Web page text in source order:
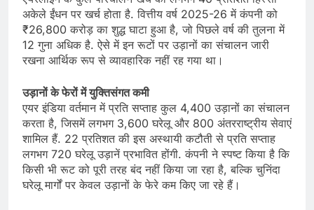
अकेले ईंधन पर खर्च होता है. वित्तीय वर्ष 2025-26 में कंपनी को
₹26,800 करोड़ का शुद्ध घाटा हुआ है, जो पिछले वर्ष की तुलना में
12 गुना अधिक है. ऐसे में इन रूटों पर उड़ानों का संचालन जारी
रखना आर्थिक रूप से व्यावहारिक नहीं रह गया था।
उड़ानों के फेरों में युक्तिसंगत कमी
एयर इंडिया वर्तमान में प्रति सप्ताह कुल 4,400 उड़ानों का संचालन
करता है, जिसमें लगभग 3,600 घरेलू और 800 अंतरराष्ट्रीय सेवाएं
शामिल हैं. 22 प्रतिशत की इस अस्थायी कटौती से प्रति सप्ताह
लगभग 720 घरेलू उड़ानें प्रभावित होंगी. कंपनी ने स्पष्ट किया है कि
किसी भी रूट को पूरी तरह बंद नहीं किया जा रहा है, बल्कि चुनिंदा
घरेलू मार्गों पर केवल उड़ानों के फेरे कम किए जा रहे हैं।